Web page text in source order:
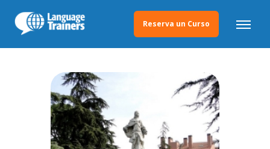
Reserva un Curso